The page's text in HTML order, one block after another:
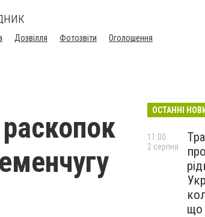
Дозвілля Фотозвіти
Оголошення
ОСТАННІ
що
11:00
2 серпня